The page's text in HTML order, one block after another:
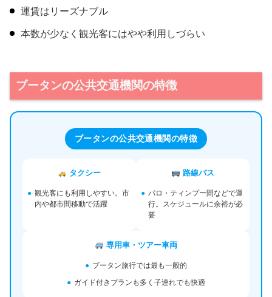
運賃はリーズナブル
本数が少なく観光客にはやや利用しづらい
ブータンの公共交通機関の特徴
ブータンの公共交通機関の特徴
タクシー
● 観光客にも利用しやすい。市
内や都市間移動で活躍
路線バス
● パロ・ティンプー間などで運
行。スケジュールに余裕が必
要
専用車・ツアー車両
● ブータン旅行では最も一般的
● ガイド付きプランも多く子連れでも快適